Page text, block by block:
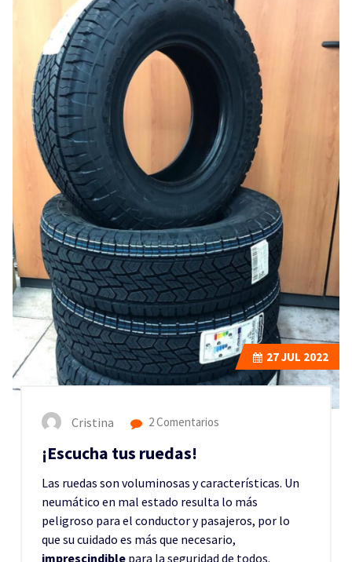
27JUL 2022
Cristina 2 Comentarios
¡Escucha tus ruedas!
Las ruedas son voluminosas y características. Un
neumático en mal estado resulta lo más
peligroso para el conductor y pasajeros, por lo
que su cuidado es más que necesario,
imprescindible para la seguridad de todos.